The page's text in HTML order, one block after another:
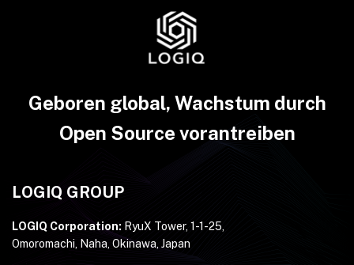
Geboren global, Wachstum durch
Open Source vorantreiben
LOGIQ GROUP
LOGIQ Corporation: RyuX Tower, 1-1-25,
Omoromachi, Naha, Okinawa, Japan